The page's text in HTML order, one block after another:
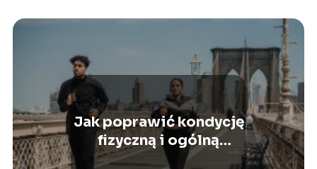
Jak poprawić kondycję
fizyczną i ogólną
sprawność?